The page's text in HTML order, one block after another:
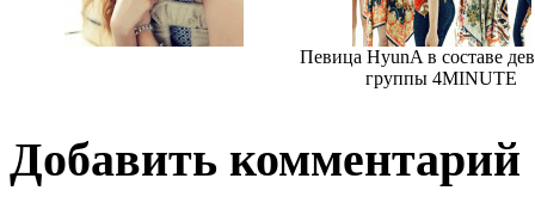
Певица HyunA в составе
группы 4MINUTE
Добавить комментарий